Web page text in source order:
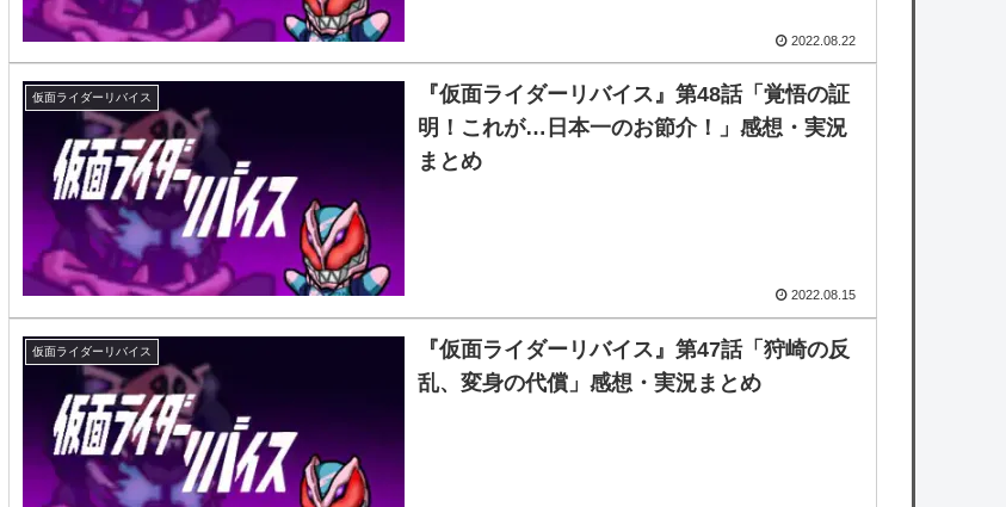
2022.08.22
仮面ライダーリバイス
『仮面ライダーリバイス』第48話「覚悟の証
明！これが…日本一のお節介！」感想・実況
まとめ
2022.08.15
仮面ライダーリバイス
『仮面ライダーリバイス』第47話「狩崎の反
乱、変身の代償」感想・実況まとめ